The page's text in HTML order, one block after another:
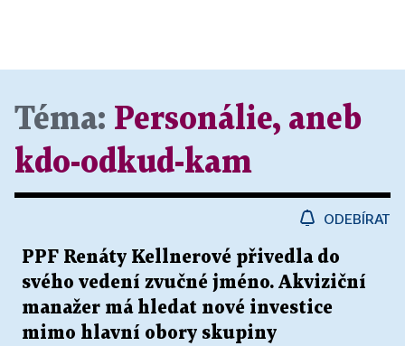
Téma: Personálie, aneb
kdo-odkud-kam
ODEBÍRAT
PPF Renáty Kellnerové přivedla do
svého vedení zvučné jméno. Akviziční
manažer má hledat nové investice
mimo hlavní obory skupiny